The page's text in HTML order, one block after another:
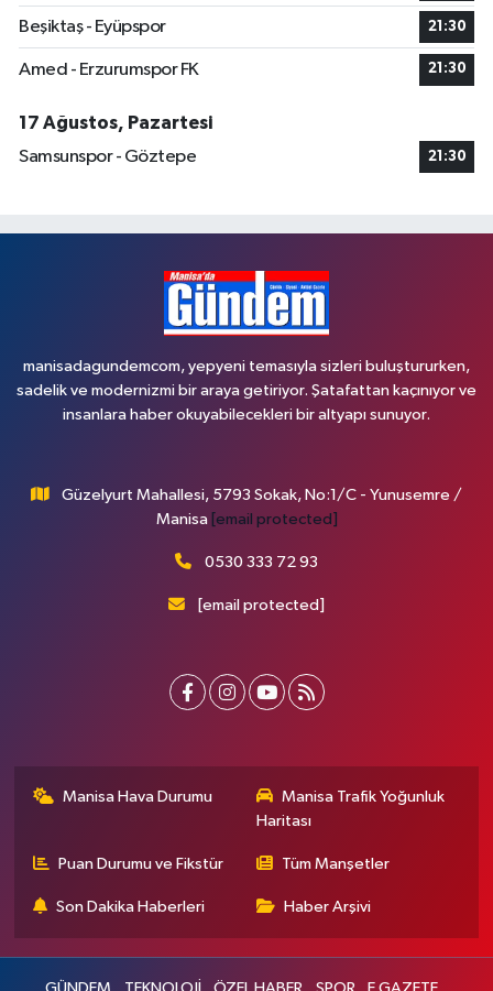
Beşiktaş - Eyüpspor 21:30
Amed - Erzurumspor FK 21:30
17 Ağustos, Pazartesi
Samsunspor - Göztepe
21:30
manisadagundemcom, yepyeni temasıyla sizleri buluştururken,
sadelik ve modernizmi bir araya getiriyor. Şatafattan kaçınıyor ve
insanlara haber okuyabilecekleri bir altyapı sunuyor.
Güzelyurt Mahallesi, 5793 Sokak, No:1/C - Yunusemre /
Manisa [email protected]
0530 333 72 93
[email protected]
Manisa Hava Durumu
Manisa Trafik Yoğunluk
Haritası
Puan Durumu ve Fikstür Tüm Manşetler
Son Dakika Haberleri Haber Arşivi